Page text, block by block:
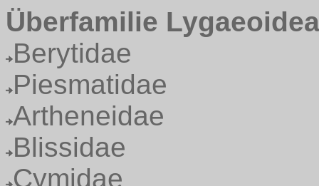
Überfamilie Lygaeoidea
Berytidae
Piesmatidae
Artheneidae
Blissidae
Cymidae